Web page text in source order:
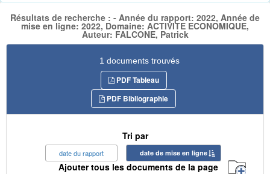
Résultats de recherche : - Année du rapport: 2022, Année de
mise en ligne: 2022, Domaine: ACTIVITE ECONOMIQUE,
Auteur: FALCONE, Patrick
1 documents trouvés
PDF Tableau
PDF Bibliographie
Tri par
date du rapport date de mise en ligne
Ajouter tous les documents de la page